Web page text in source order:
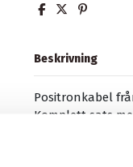
Beskrivning
Positronkabel
Komplett sats